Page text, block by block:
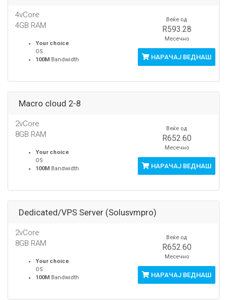
4vCore
4GB RAM
Your choice
OS
100M Bandwidth
Веќе од
R593.28
Месечно
НАРАЧАЈ ВЕДНАШ
Macro cloud 2-8
2vCore
8GB RAM
Your choice
OS
100M Bandwidth
Веќе од
R652.60
Месечно
НАРАЧАЈ ВЕДНАШ
Dedicated/VPS Server (Solusvmpro)
2vCore
8GB RAM
Your choice
OS
100M Bandwidth
Веќе од
R652.60
Месечно
НАРАЧАЈ ВЕДНАШ